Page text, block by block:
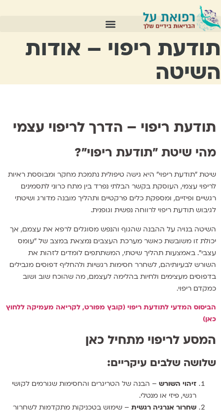
תודעת ריפוי – אודות
השיטה
תודעת ריפוי – הדרך לריפוי עצמי
מהי שיטת "תודעת ריפוי"?
שיטת "תודעת ריפוי" היא גישה טיפולית נתמכת מחקר ומבוססת ראיות
לריפוי עצמי, העוסקת בקשר הבלתי נפרד בין מתח כרוני לתסמינים
רגשיים ופיזיים, ומספקת כלים פרקטיים ותהליך מובנה מדורג ושיטתי
לגיבוש תודעת ריפוי לרווחה נפשית וגופנית.
השיטה בנויה על ההבנה שהגוף והנפש מסוגלים לרפא את עצמם, אך
יכולת זו משובשת כאשר מערכת העצבים נמצאת במצב של "עומס
עצבי". באמצעות תהליך שיטתי, המשתתפים לומדים לזהות את
השורש לבעיותיהם, לשחרר חסימות רגשיות ולהחליף דפוסים מגבילים
בדפוסים מעצימים ולחיות בהלימה לעצמם, מה שהוכח שוב ושוב
כמקדם ריפוי.
הביסוס המדעי לתודעת ריפוי (קובץ מפורט, לקריאה מעמיקה ללחוץ
כאן)
המסע לריפוי מתחיל כאן
שלושה שלבים עיקריים:
זיהוי השורש – הבנה של הטריגרים והחסימות שגורמים לקושי
רגשי, פיזי או מנטלי.
שחרור אנרגיה רגשית – שימוש בטכניקות מתקדמות לשחרור